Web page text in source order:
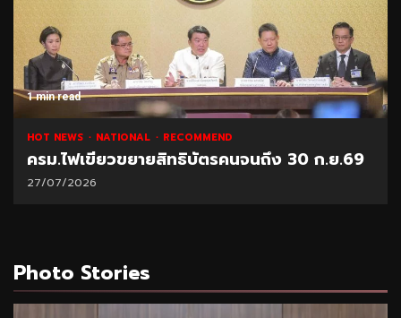
1 min read
HOT NEWS NATIONAL RECOMMEND
ครม.ไฟเขียวขยายสิทธิบัตรคนจนถึง 30 ก.ย.69
27/07/2026
Photo Stories